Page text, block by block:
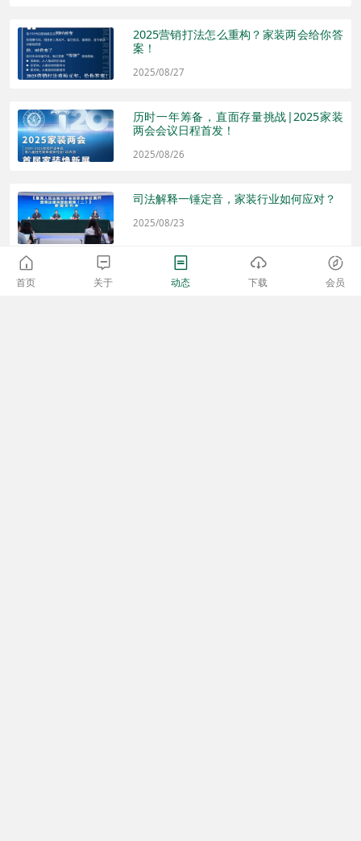
2025营销打法怎么重构？家装两会给你答
案！
2025/08/27
历时一年筹备，直面存量挑战|2025家装
两会会议日程首发！
2025/08/26
司法解释一锤定音，家装行业如何应对？
2025/08/23
拒绝内耗，向“内卷式竞争”说不：家装行
首页 关于 动态 下载 会员